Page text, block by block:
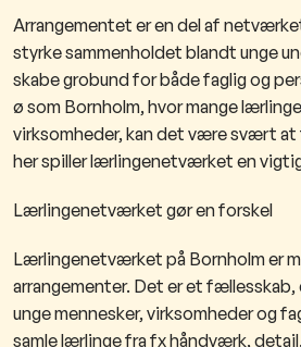
Arrangementet er en del af
styrke sammenholdet blandt unge
skabe grobund for både faglig og
ø som Bornholm, hvor mange
virksomheder, kan det være svært at
her spiller lærlingenetværket en
Lærlingenetværket gør en forskel
Lærlingenetværket på Bornholm er
arrangementer. Det er et fællesskab,
unge mennesker, virksomheder og
samle lærlinge fra fx håndværk,